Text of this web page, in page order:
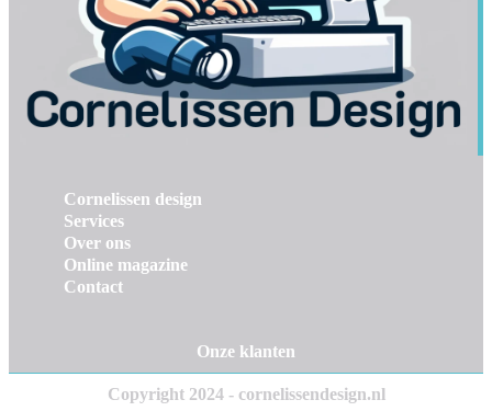
Cornelissen design
Services
Over ons
Online magazine
Contact
Onze klanten
Copyright 2024 - cornelissendesign.nl